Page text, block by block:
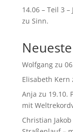
14.06 – Teil 3
zu Sinn.
Wolfgangzu
Elisabeth Kern
Anja zu 19.10.
mit
Christian Jakob